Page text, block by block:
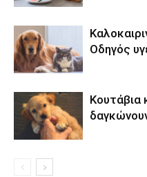
Οδηγός
Κουτάβια